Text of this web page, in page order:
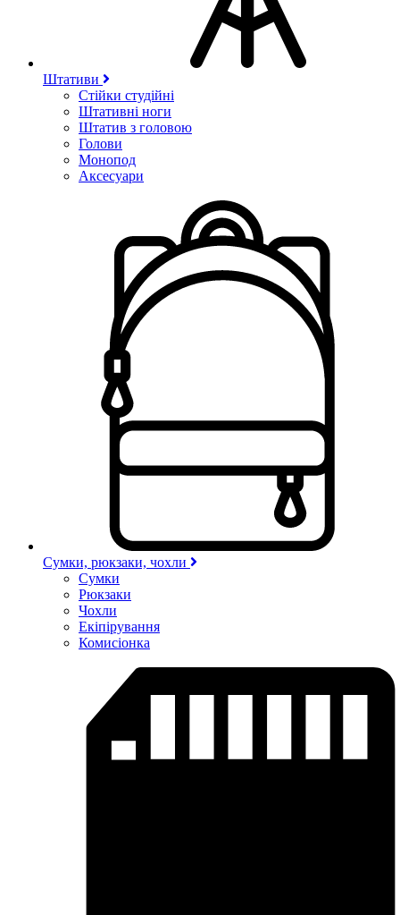
Штативи
Стійки студійні
Штативні ноги
Штатив з головою
Голови
Монопод
Аксесуари
Сумки, рюкзаки, чохли
Сумки
Рюкзаки
Чохли
Екіпірування
Комисіонка